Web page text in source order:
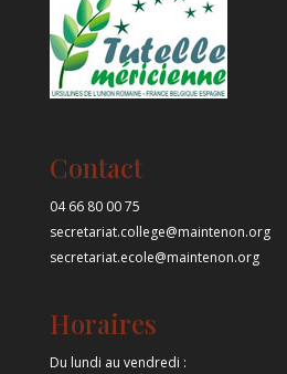
Contact
04 66 80 00 75
secretariat.college@maintenon.org
secretariat.ecole@maintenon.org
Horaires
Du lundi au vendredi :